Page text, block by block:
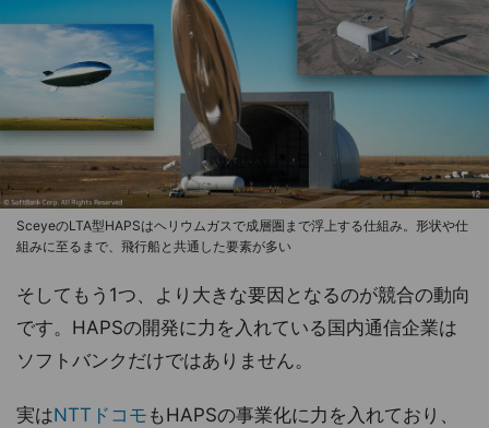
SceyeのLTA型HAPSはヘリウムガスで成層圏まで浮上する仕組み。形状や仕
組みに至るまで、飛行船と共通した要素が多い
そしてもう1つ、より大きな要因となるのが競合の動向
です。HAPSの開発に力を入れている国内通信企業は
ソフトバンクだけではありません。
実はNTTドコモ もHAPSの事業化に力を入れており、